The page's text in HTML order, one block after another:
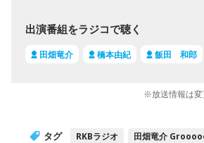
出演番組をラジコで聴く
田畑竜介 橋本由紀 飯田 和郎
※放送情報は変
タグ RKBラジオ 田畑竜介